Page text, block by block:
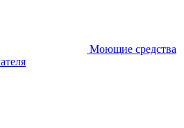
Моющие средства